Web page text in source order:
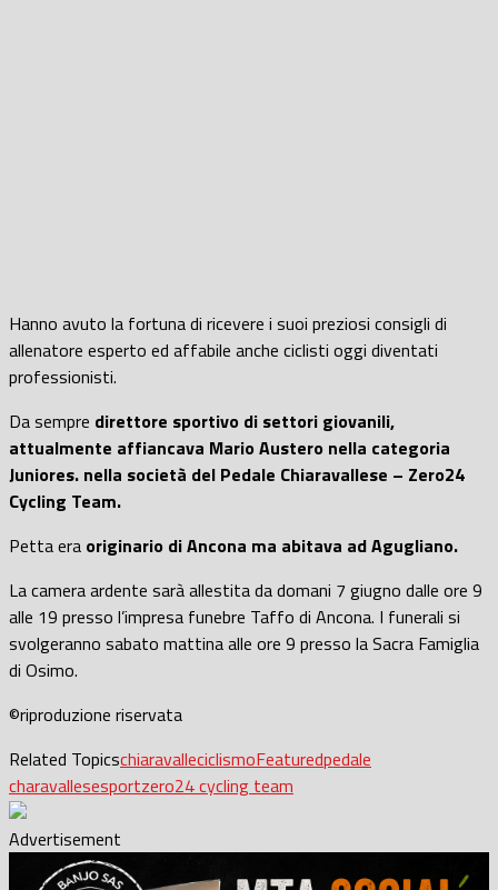
Hanno avuto la fortuna di ricevere i suoi preziosi consigli di
allenatore esperto ed affabile anche ciclisti oggi diventati
professionisti.
Da sempre direttore sportivo di settori giovanili,
attualmente affiancava Mario Austero nella categoria
Juniores. nella società del Pedale Chiaravallese – Zero24
Cycling Team.
Petta era originario di Ancona ma abitava ad Agugliano.
La camera ardente sarà allestita da domani 7 giugno dalle ore 9
alle 19 presso l’impresa funebre Taffo di Ancona. I funerali si
svolgeranno sabato mattina alle ore 9 presso la Sacra Famiglia
di Osimo.
©riproduzione riservata
Related TopicschiaravalleciclismoFeaturedpedale
charavallesesportzero24 cycling team
Advertisement